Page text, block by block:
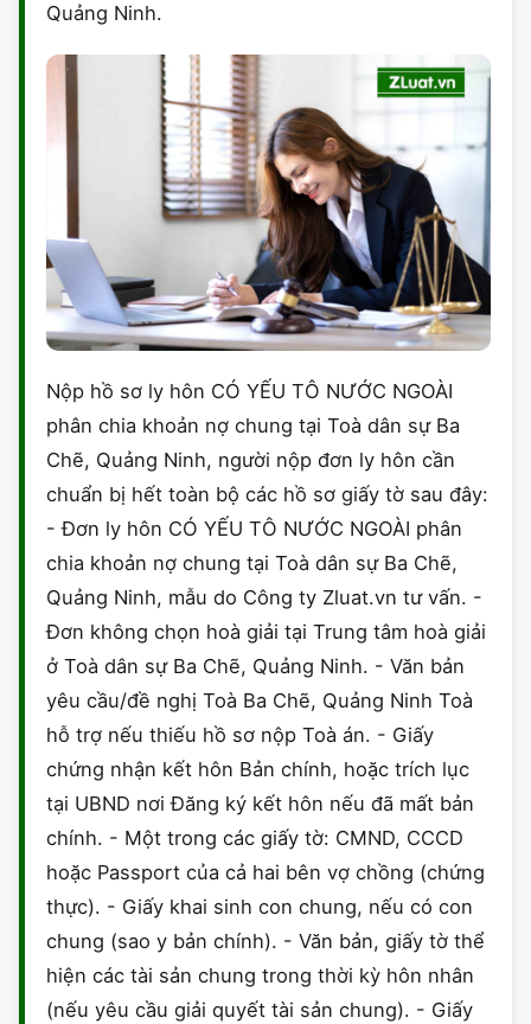
Quảng Ninh.
Nộp hồ sơ ly hôn CÓ YẾU TÔ NƯỚC NGOÀI
phân chia khoản nợ chung tại Toà dân sự Ba
Chẽ, Quảng Ninh, người nộp đơn ly hôn cần
chuẩn bị hết toàn bộ các hồ sơ giấy tờ sau đây:
- Đơn ly hôn CÓ YẾU TÔ NƯỚC NGOÀI phân
chia khoản nợ chung tại Toà dân sự Ba Chẽ,
Quảng Ninh, mẫu do Công ty Zluat.vn tư vấn. -
Đơn không chọn hoà giải tại Trung tâm hoà giải
ở Toà dân sự Ba Chẽ, Quảng Ninh. - Văn bản
yêu cầu/đề nghị Toà Ba Chẽ, Quảng Ninh Toà
hỗ trợ nếu thiếu hồ sơ nộp Toà án. - Giấy
chứng nhận kết hôn Bản chính, hoặc trích lục
tại UBND nơi Đăng ký kết hôn nếu đã mất bản
chính. - Một trong các giấy tờ: CMND, CCCD
hoặc Passport của cả hai bên vợ chồng (chứng
thực). - Giấy khai sinh con chung, nếu có con
chung (sao y bản chính). - Văn bản, giấy tờ thể
hiện các tài sản chung trong thời kỳ hôn nhân
(nếu yêu cầu giải quyết tài sản chung). - Giấy